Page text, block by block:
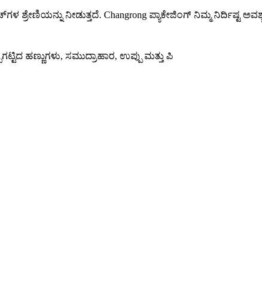
ಶ್ರೇಣಿಯನ್ನು ನೀಡುತ್ತದೆ. Changrong ಪ್ಯಾಕೇಜಿಂಗ್ ನಿಮ್ಮ ನಿರ್ದಿಷ್ಟ
ಹಣ್ಣುಗಳು, ಸಮುದ್ರಾಹಾರ, ಉಪ್ಪು ಮತ್ತು ಪಿ